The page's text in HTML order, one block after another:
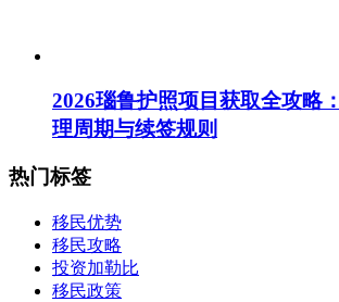
2026瑙鲁护照项目获取全攻略
理周期与续签规则
热门标签
移民优势
移民攻略
投资加勒比
移民政策